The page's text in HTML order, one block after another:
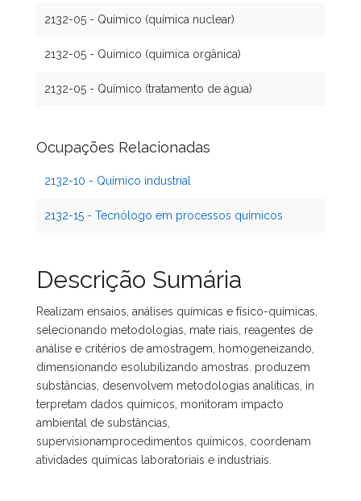
2132-05 - Químico (química nuclear)
2132-05 - Químico (química orgânica)
2132-05 - Químico (tratamento de água)
Ocupações Relacionadas
2132-10 - Químico industrial
2132-15 - Tecnólogo em processos químicos
Descrição Sumária
Realizam ensaios, análises químicas e físico-químicas,
selecionando metodologias, mate riais, reagentes de
análise e critérios de amostragem, homogeneizando,
dimensionando esolubilizando amostras. produzem
substâncias, desenvolvem metodologias analíticas, in
terpretam dados químicos, monitoram impacto
ambiental de substâncias,
supervisionamprocedimentos químicos, coordenam
atividades químicas laboratoriais e industriais.